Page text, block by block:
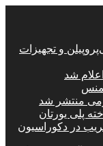
و تجهیزات
منتشر شد
پلی یورتان
در دکوراسیون